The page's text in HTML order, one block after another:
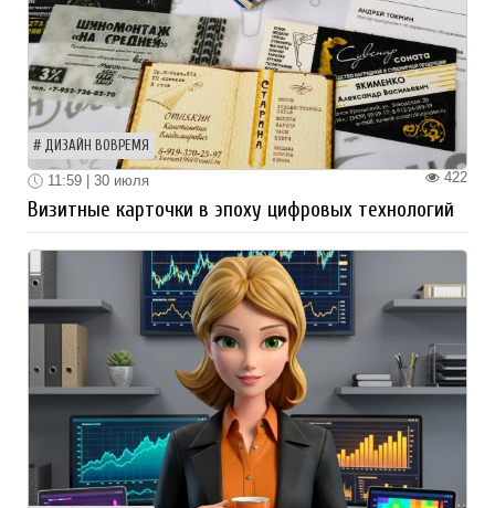
ДИЗАЙН ВОВРЕМЯ
422
11:59 | 30 июля
Визитные карточки в эпоху цифровых технологий